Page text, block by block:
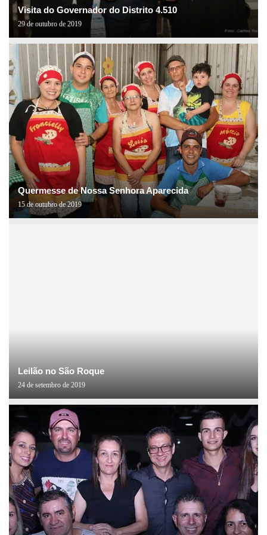
Visita do Governador do Distrito 4.510
29 de outubro de 2019
Quermesse de Nossa Senhora Aparecida
15 de outubro de 2019
Leilão no São Roque
24 de setembro de 2019